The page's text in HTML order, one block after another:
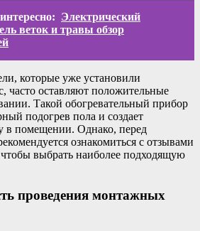
Электрический
веток и травы обзор
которые уже установили
часто оставляют положительные
Такой обогревательный прибор
подогрев пола и создает
в помещении. Однако, перед
ознакомиться с отзывами
чтобы выбрать наиболее подходящую
проведения монтажных